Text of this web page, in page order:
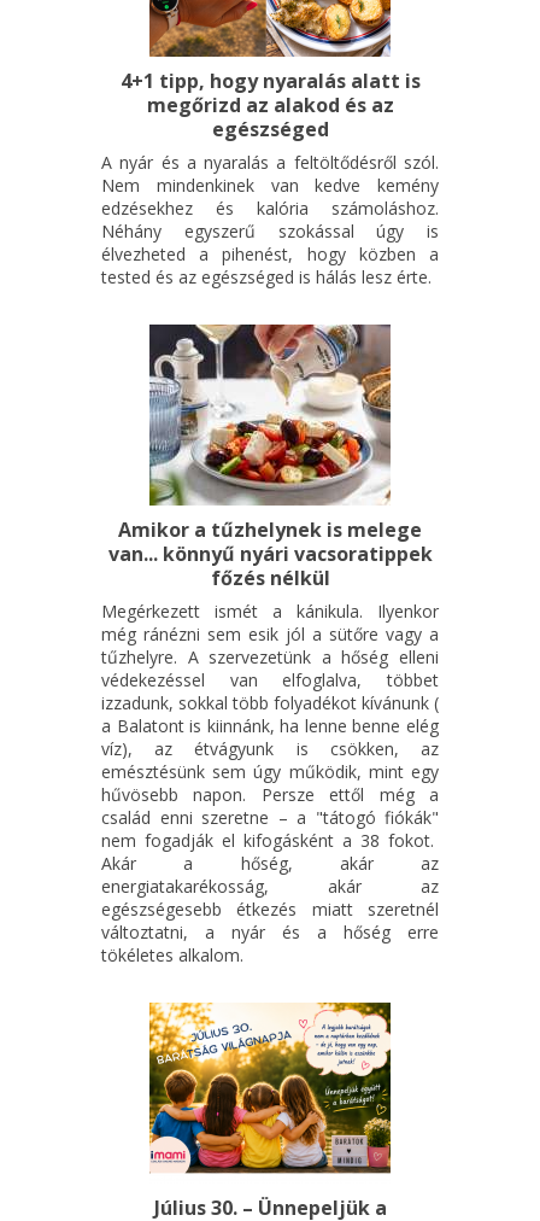
American English
exciting topics
good company
safe atmosphere
4+1 tipp, hogy nyaralás alatt is
megőrizd az alakod és az
egészséged
A nyár és a nyaralás a feltöltődésről szól.
Nem mindenkinek van kedve kemény
edzésekhez és kalória számoláshoz.
Néhány egyszerű szokással úgy is
élvezheted a pihenést, hogy közben a
tested és az egészséged is hálás lesz érte.
Amikor a tűzhelynek is melege
van... könnyű nyári vacsoratippek
főzés nélkül
Megérkezett ismét a kánikula. Ilyenkor
még ránézni sem esik jól a sütőre vagy a
tűzhelyre. A szervezetünk a hőség elleni
védekezéssel van elfoglalva, többet
izzadunk, sokkal több folyadékot kívánunk (
a Balatont is kiinnánk, ha lenne benne elég
víz), az étvágyunk is csökken, az
emésztésünk sem úgy működik, mint egy
hűvösebb napon. Persze ettől még a
család enni szeretne – a "tátogó fiókák"
nem fogadják el kifogásként a 38 fokot.
Akár a hőség, akár az
energiatakarékosság, akár az
egészségesebb étkezés miatt szeretnél
változtatni, a nyár és a hőség erre
tökéletes alkalom.
Július 30. – Ünnepeljük a